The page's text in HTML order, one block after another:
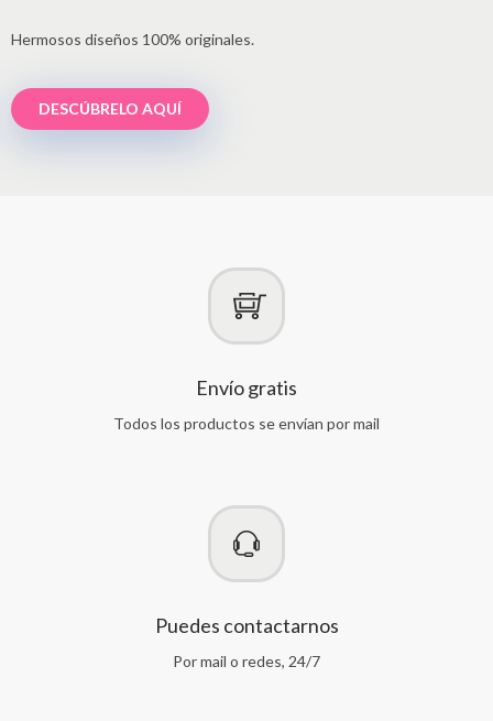
Hermosos diseños 100% originales.
DESCÚBRELO AQUÍ
Envío gratis
Todos los productos se envían por mail
Puedes contactarnos
Por mail o redes, 24/7